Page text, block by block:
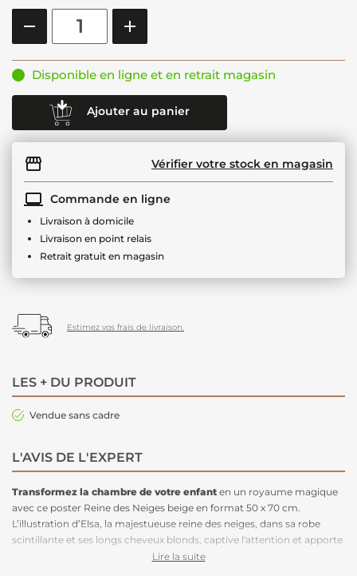
Disponible en ligne et en retrait magasin
Ajouter au panier
Vérifier votre stock en magasin
Commande en ligne
Livraison à domicile
Livraison en point relais
Retrait gratuit en magasin
Estimez vos frais de livraison.
LES + DU PRODUIT
Vendue sans cadre
L'AVIS DE L'EXPERT
Transformez la chambre de votre enfant en un royaume magique
avec ce poster Reine des Neiges beige en format 50 x 70 cm.
L’illustration d’Elsa, la majestueuse reine des neiges, dans sa robe
scintillante et ses longs cheveux blonds, captive l'attention et apporte
une touche royale à la pièce. Ceposterélégant crée une ambiance
Lire la suite